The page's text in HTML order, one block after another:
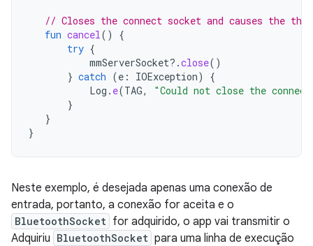
// Closes the connect socket and causes the
fun cancel()
{
try {
mmServerSocket?.close()
} catch (e : IOException)
{
Log . e(TAG,
"Could not close the
}
}
}
Neste exemplo, é desejada apenas uma conexão de
entrada, portanto, a conexão for aceita e o
BluetoothSocket for adquirido, o app vai transmitir o
Adquiriu BluetoothSocket para uma linha de execução